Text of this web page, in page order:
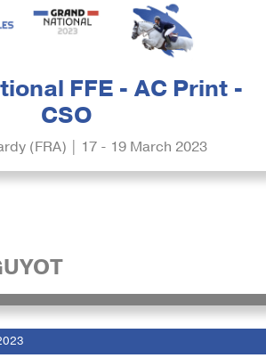
FFE - AC Print -
CSO
(FRA) | 17 - 19 March 2023